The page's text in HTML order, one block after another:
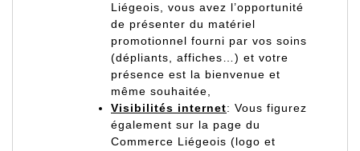
Liégeois, vous avez l’opportunité
de présenter du matériel
promotionnel fourni par vos soins
(dépliants, affiches…) et votre
présence est la bienvenue et
même souhaitée,
Visibilités internet: Vous figurez
également sur la page du
Commerce Liégeois (logo et